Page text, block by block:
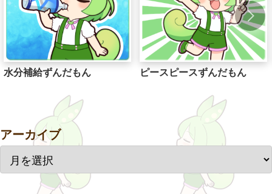
水分補給ずんだもん ピースピースずんだもん
アーカイブ